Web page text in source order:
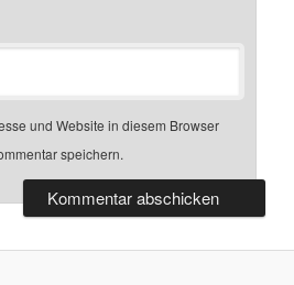
und Website in diesem Browser
speichern.